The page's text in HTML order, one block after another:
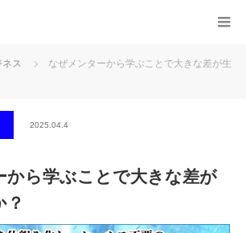
ネス
なぜメンターから学ぶことで大きな差が生
2025.04.4
から学ぶことで大きな差が
？